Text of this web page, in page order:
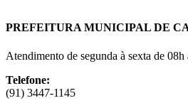
PREFEITURA MUNICIPAL DE
Atendimento de segunda à sexta de 08h
Telefone:
(91) 3447-1145